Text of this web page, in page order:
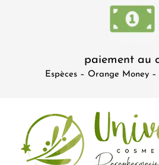
paiement au
Espèces – Orange Money